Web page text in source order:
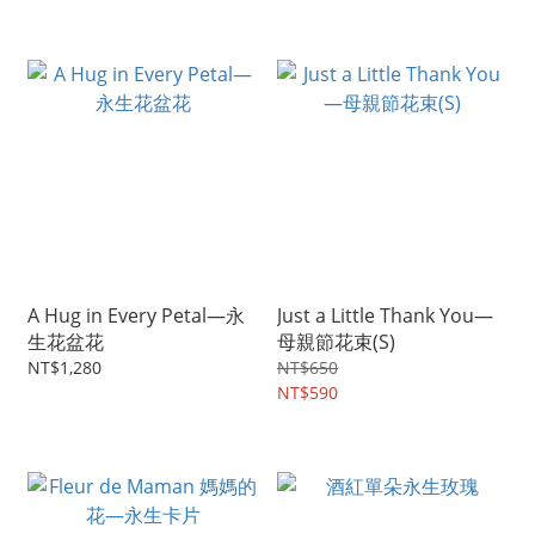
A Hug in Every Petal—永
生花盆花
NT$1,280
Just a Little Thank You—
母親節花束(S)
NT$650
NT$590